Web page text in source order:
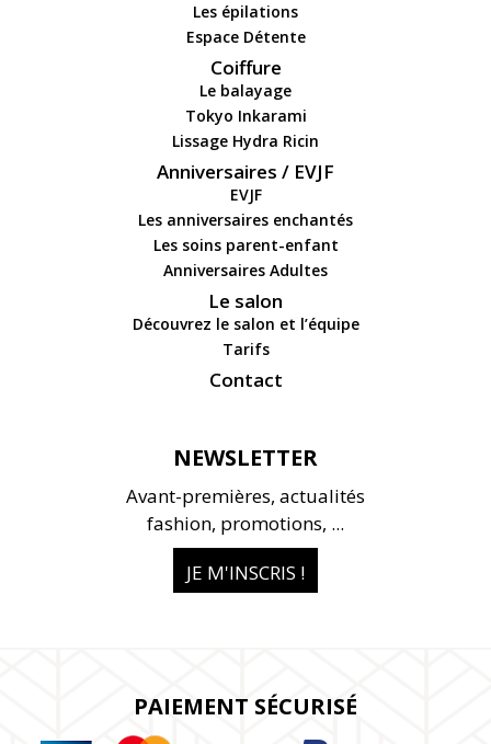
Les épilations
Espace Détente
Coiffure
Le balayage
Tokyo Inkarami
Lissage Hydra Ricin
Anniversaires / EVJF
EVJF
Les anniversaires enchantés
Les soins parent-enfant
Anniversaires Adultes
Le salon
Découvrez le salon et l’équipe
Tarifs
Contact
NEWSLETTER
Avant-premières, actualités
fashion, promotions, ...
JE M'INSCRIS !
PAIEMENT SÉCURISÉ